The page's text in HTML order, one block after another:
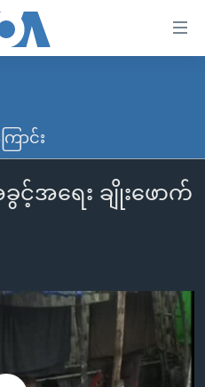
ား
ောင်း
င့်အရေး ချိုးဖောက်